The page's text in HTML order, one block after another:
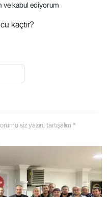
ve kabul ediyorum
kaçtır?
siz yazın, tartışalım *